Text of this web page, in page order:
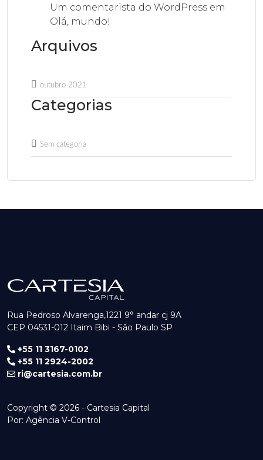
Um comentarista do WordPress em
Olá, mundo!
Arquivos
outubro 2021
Categorias
Sem categoria
Rua Pedroso Alvarenga,1221 9° andar cj 9A
CEP 04531-012 Itaim Bibi - São Paulo SP
+55 11 3167-0102
+55 11 2924-2002
ri@cartesia.com.br
Copyright © 2026 - Cartesia Capital
Por: Agência V-Control